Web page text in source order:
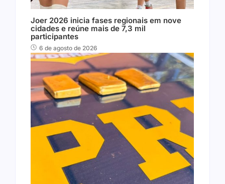
Joer 2026 inicia fases regionais em nove
cidades e reúne mais de 7,3 mil
participantes
6 de agosto de 2026